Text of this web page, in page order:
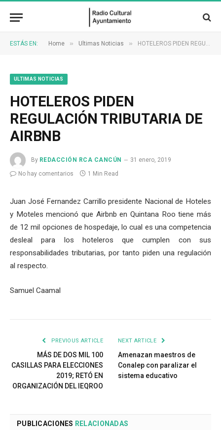
ESTÁS EN: Home » Ultimas Noticias » HOTELEROS PIDEN REGULACIÓN TRIBUTARIA DE AIRBNB
ULTIMAS NOTICIAS
HOTELEROS PIDEN
REGULACIÓN TRIBUTARIA DE
AIRBNB
By REDACCIÓN RCA CANCÚN
31 enero, 2019
No hay comentarios
1 Min Read
Juan José Fernandez Carrillo presidente Nacional de Hoteles
y Moteles mencionó que Airbnb en Quintana Roo tiene más
de 12 mil opciones de hospedaje, lo cual es una competencia
desleal para los hoteleros que cumplen con sus
responsabilidades tributarias, por tanto piden una regulación
al respecto.
Samuel Caamal
PREVIOUS ARTICLE
MÁS DE DOS MIL 100
CASILLAS PARA ELECCIONES
2019; RETÓ EN
ORGANIZACIÓN DEL IEQROO
NEXT ARTICLE
Amenazan maestros de
Conalep con paralizar el
sistema educativo
PUBLICACIONES RELACIONADAS